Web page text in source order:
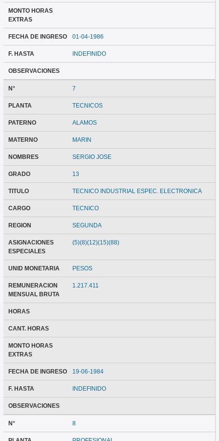
MONTO HORAS
EXTRAS
FECHA DE INGRESO 01-04-1986
F. HASTA INDEFINIDO
OBSERVACIONES
N° 7
PLANTA TECNICOS
PATERNO ALAMOS
MATERNO MARIN
NOMBRES SERGIO JOSE
GRADO 13
TITULO TECNICO INDUSTRIAL ESPEC. ELECTRONICA
CARGO TECNICO
REGION SEGUNDA
ASIGNACIONES
ESPECIALES
(5)(8)(12)(15)(88)
UNID MONETARIA PESOS
REMUNERACION
MENSUAL BRUTA
1.217.411
HORAS
CANT. HORAS
MONTO HORAS
EXTRAS
FECHA DE INGRESO 19-06-1984
F. HASTA INDEFINIDO
OBSERVACIONES
N° 8